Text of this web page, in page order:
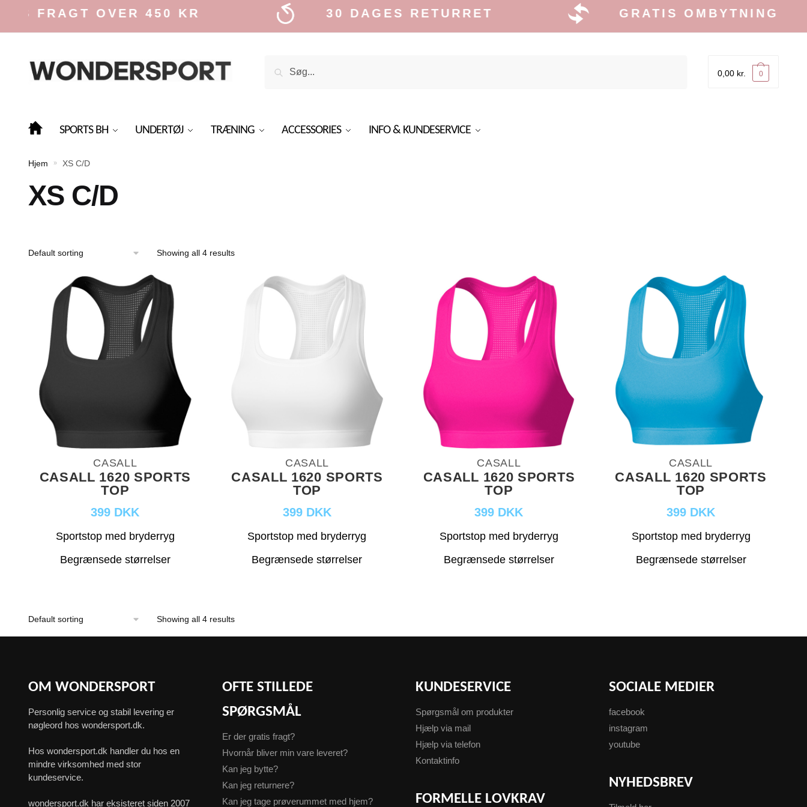
FRAGT OVER 450 KR 30 DAGES RETURRET GRATIS OMBYTNING
0,00 kr. 0
SPORTS BH UNDERTØJ TRÆNING ACCESSORIES INFO & KUNDESERVICE
Hjem » XS C/D
XS C/D
Showing all 4 results
CASALL
CASALL 1620 SPORTS
TOP
399 DKK
Sportstop med bryderryg
Begrænsede størrelser
CASALL
CASALL 1620 SPORTS
TOP
399 DKK
Sportstop med bryderryg
Begrænsede størrelser
CASALL
CASALL 1620 SPORTS
TOP
399 DKK
Sportstop med bryderryg
Begrænsede størrelser
CASALL
CASALL 1620 SPORTS
TOP
399 DKK
Sportstop med bryderryg
Begrænsede størrelser
Showing all 4 results
OM WONDERSPORT
Personlig service og stabil levering er
nøgleord hos wondersport.dk.
Hos wondersport.dk handler du hos en
mindre virksomhed med stor
kundeservice.
wondersport.dk har eksisteret siden 2007
OFTE STILLEDE
SPØRGSMÅL
Er der gratis fragt?
Hvornår bliver min vare leveret?
Kan jeg bytte?
Kan jeg returnere?
Kan jeg tage prøverummet med hjem?
KUNDESERVICE
Spørgsmål om produkter
Hjælp via mail
Hjælp via telefon
Kontaktinfo
FORMELLE LOVKRAV
SOCIALE MEDIER
facebook
instagram
youtube
NYHEDSBREV